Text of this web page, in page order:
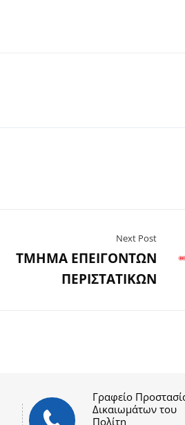
Next Post
ΤΜΗΜΑ ΕΠΕΙΓΟΝΤΩΝ
ΠΕΡΙΣΤΑΤΙΚΩΝ
Γραφείο
Δικαιωμάτων του
Πολίτη